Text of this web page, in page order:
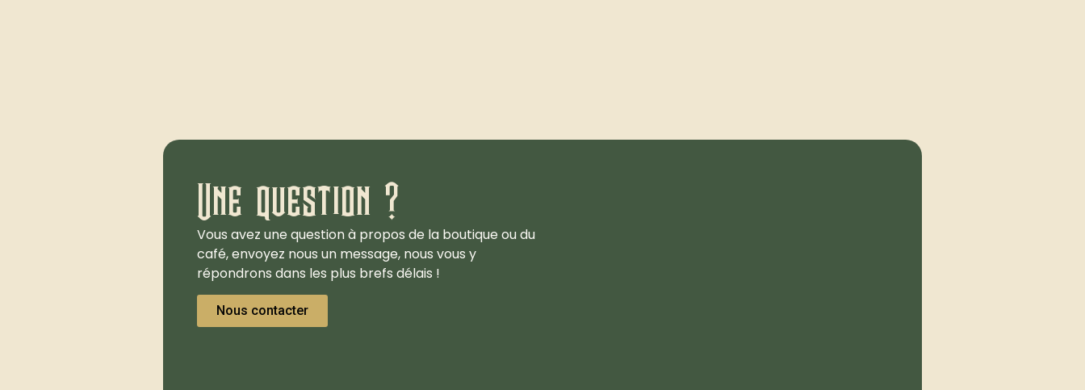
Une question ?
Vous avez une question à propos de la boutique ou du
café, envoyez nous un message, nous vous y
répondrons dans les plus brefs délais !
Nous contacter